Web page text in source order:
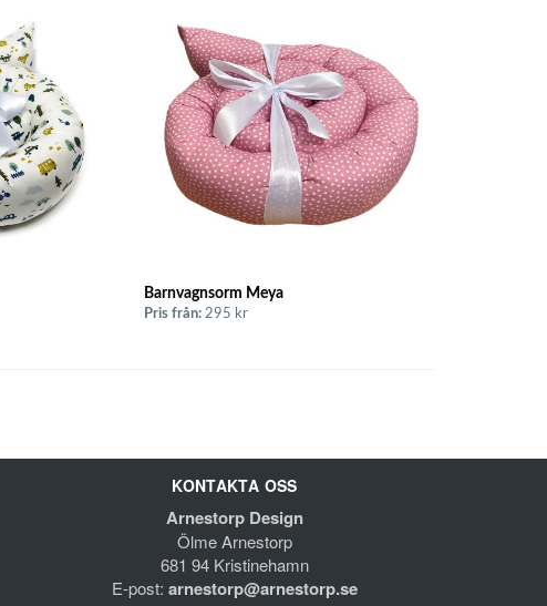
Barnvagnsorm Meya
Pris från:295 kr
KONTAKTA OSS
Arnestorp Design
Ölme Arnestorp
681 94 Kristinehamn
E-post: arnestorp@arnestorp.se